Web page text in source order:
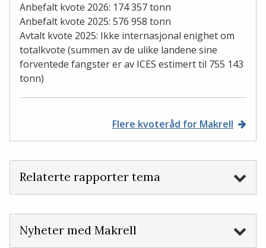
Anbefalt kvote 2026: 174 357 tonn
Anbefalt kvote 2025: 576 958 tonn
Avtalt kvote 2025: Ikke internasjonal enighet om
totalkvote (summen av de ulike landene sine
forventede fangster er av ICES estimert til 755 143
tonn)
Flere kvoteråd for Makrell
Relaterte rapporter tema
Nyheter med Makrell